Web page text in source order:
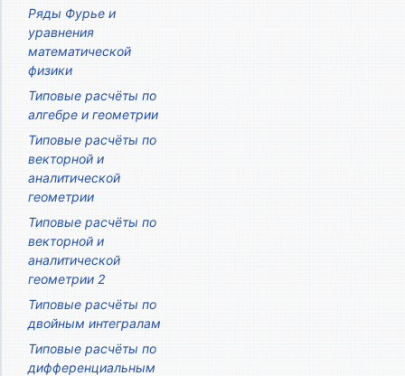
Ряды Фурье и
уравнения
математической
физики
Типовые расчёты по
алгебре и геометрии
Типовые расчёты по
векторной и
аналитической
геометрии
Типовые расчёты по
векторной и
аналитической
геометрии 2
Типовые расчёты по
двойным интегралам
Типовые расчёты по
дифференциальным